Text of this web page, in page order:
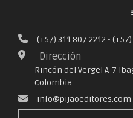
(+57) 311 807 2212 - (+57)
Dirección
Rincón del Vergel A-7
Colombia
info@pijaoeditores.com